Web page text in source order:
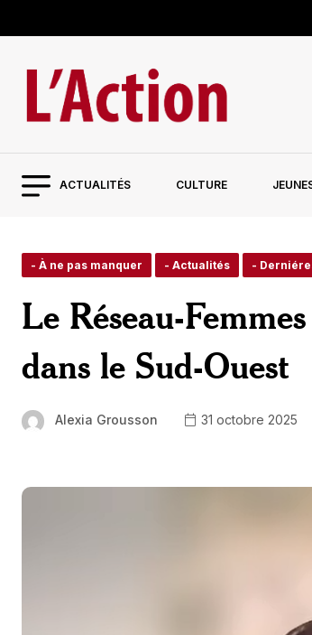
ACTUALITÉS CULTURE
- À ne pas manquer - Actualités -
Le Réseau-
dans le Sud-Ouest
Alexia Grousson 31 octobre 2025